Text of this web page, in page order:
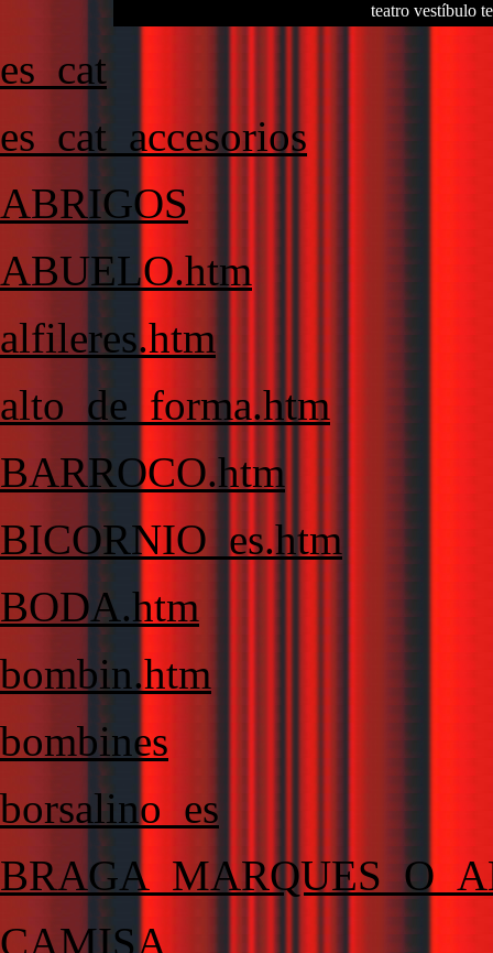
teatro vestíbulo
es_cat
es_cat_accesorios
ABRIGOS
ABUELO.htm
alfileres.htm
alto_de_forma.htm
BARROCO.htm
BICORNIO_es.htm
BODA.htm
bombin.htm
bombines
borsalino_es
CAMISA